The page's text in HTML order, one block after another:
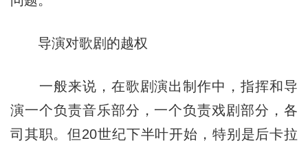
导演对歌剧的越权
一般来说，在歌剧演出制作中，指挥和导
演一个负责音乐部分，一个负责戏剧部分，各
司其职。但20世纪下半叶开始，特别是后卡拉